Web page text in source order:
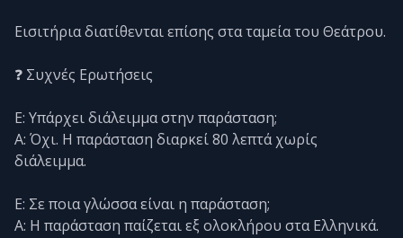
Εισιτήρια διατίθενται επίσης στα ταμεία του Θεάτρου.
❓ Συχνές Ερωτήσεις
Ε: Υπάρχει διάλειμμα στην παράσταση;
Α: Όχι. Η παράσταση διαρκεί 80 λεπτά χωρίς
διάλειμμα.
Ε: Σε ποια γλώσσα είναι η παράσταση;
Α: Η παράσταση παίζεται εξ ολοκλήρου στα Ελληνικά.